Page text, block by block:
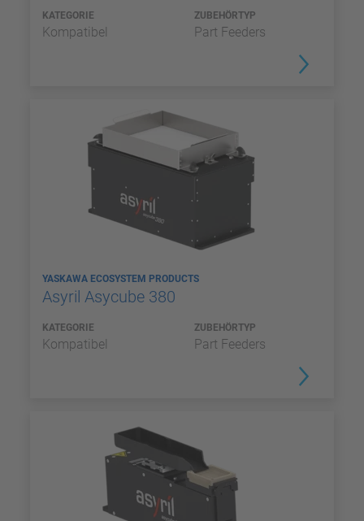
KATEGORIE
Kompatibel
ZUBEHÖRTYP
Part Feeders
YASKAWA ECOSYSTEM PRODUCTS
Asyril Asycube 380
KATEGORIE
Kompatibel
ZUBEHÖRTYP
Part Feeders